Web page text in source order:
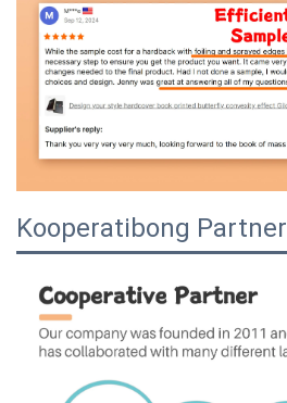
Kooperatibong Partner